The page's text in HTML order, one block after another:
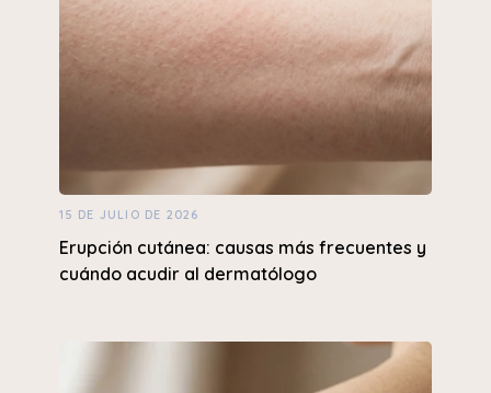
15 DE JULIO DE 2026
Erupción cutánea: causas más frecuentes y
cuándo acudir al dermatólogo